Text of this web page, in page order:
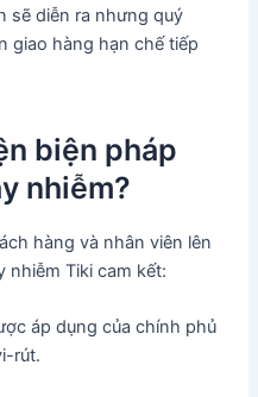
sẽ diễn ra nhưng quý
giao hàng hạn chế tiếp
biện pháp
nhiễm?
hàng và nhân viên lên
nhiễm Tiki cam kết:
áp dụng của chính phủ
rút.